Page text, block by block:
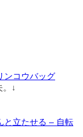
ンコウバッグ
↓
と立たせる – 自転